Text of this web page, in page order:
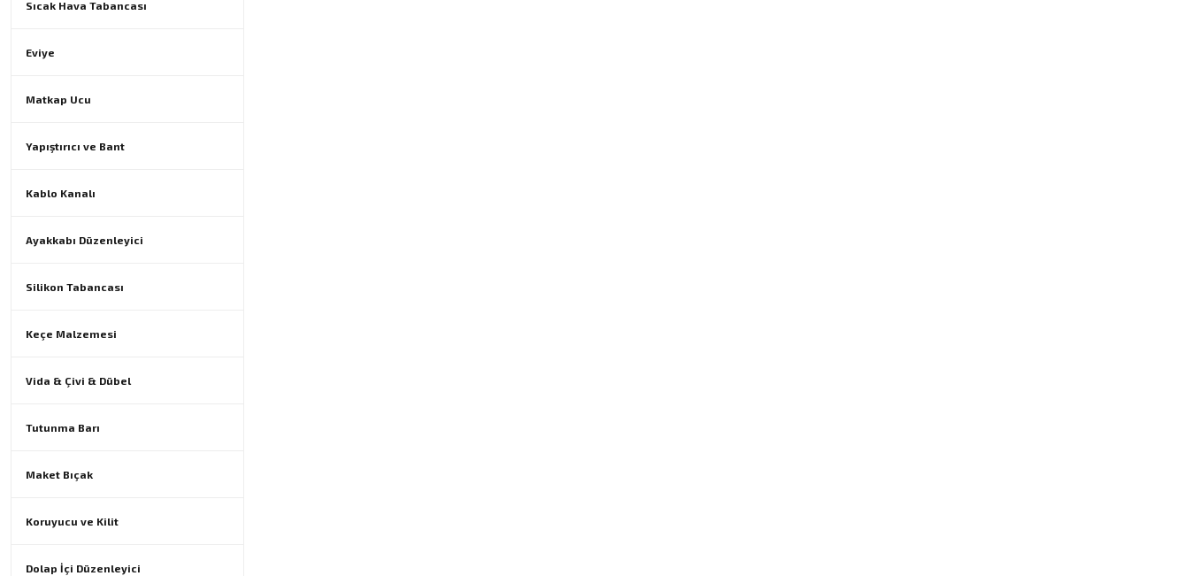
Sıcak Hava Tabancası
Eviye
Matkap Ucu
Yapıştırıcı ve Bant
Kablo Kanalı
Ayakkabı Düzenleyici
Silikon Tabancası
Keçe Malzemesi
Vida & Çivi & Dübel
Tutunma Barı
Maket Bıçak
Koruyucu ve Kilit
Dolap İçi Düzenleyici